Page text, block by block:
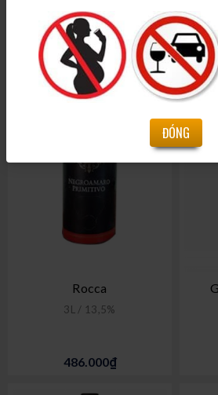
700ml / 43%
Liên hệ
Rocca
3L / 13,5%
486.000₫
ĐÓNG